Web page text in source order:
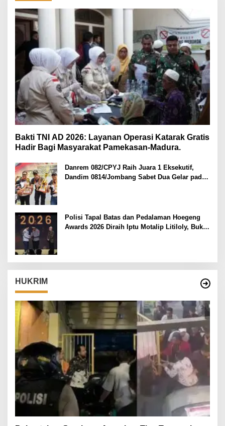
Bakti TNI AD 2026: Layanan Operasi Katarak Gratis
Hadir Bagi Masyarakat Pamekasan-Madura.
Danrem 082/CPYJ Raih Juara 1 Eksekutif,
Dandim 0814/Jombang Sabet Dua Gelar pada
Polisi Tapal Batas dan Pedalaman Hoegeng
Awards 2026 Diraih Iptu Motalip Litiloly, Bukti
HUKRIM